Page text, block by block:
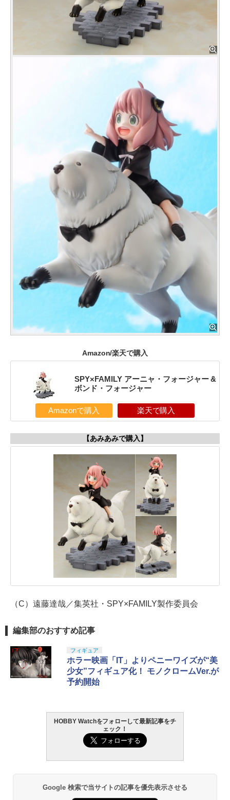
Amazon/楽天で購入
SPY×FAMILY アーニャ・フォージャー &
ボンド・フォージャー
Amazonで購入 楽天で購入
【あみあみで購入】
（C）遠藤達哉／集英社・SPY×FAMILY製作委員会
編集部のおすすめ記事
フィギュア
ホラー映画「IT」よりペニーワイズが“美
少女”フィギュア化！ モノクロームVer.が
予約開始
HOBBY Watchをフォローして最新記事をチ
ェック！
Google 検索で当サイトの記事を優先表示させる